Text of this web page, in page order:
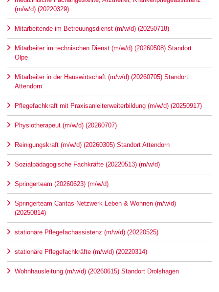
(m/w/d) (20220329)
Mitarbeitende im Betreuungsdienst (m/w/d) (20250718)
Mitarbeiter im technischen Dienst (m/w/d) (20260508) Standort
Olpe
Mitarbeiter in der Hauswirtschaft (m/w/d) (20260705) Standort
Attendorn
Pflegefachkraft mit Praxisanleiterweiterbildung (m/w/d) (20250917)
Physiotherapeut (m/w/d) (20260707)
Reinigungskraft (m/w/d) (20260305) Standort Attendorn
Sozialpädagogische Fachkräfte (20220513) (m/w/d)
Springerteam (20260623) (m/w/d)
Springerteam Caritas-Netzwerk Leben & Wohnen (m/w/d)
(20250814)
stationäre Pflegefachassistenz (m/w/d) (20220525)
stationäre Pflegefachkräfte (m/w/d) (20220314)
Wohnhausleitung (m/w/d) (20260615) Standort Drolshagen